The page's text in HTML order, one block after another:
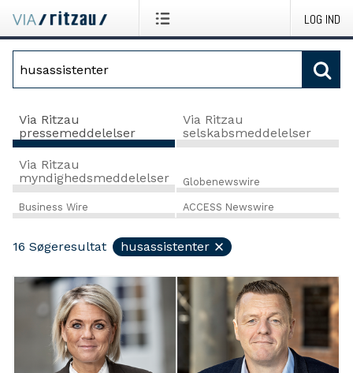
LOG IND
Via Ritzau
pressemeddelelser
Via Ritzau
selskabsmeddelelser
Via Ritzau
myndighedsmeddelelser
Globenewswire
Business Wire ACCESS Newswire
16 Søgeresultat husassistenter